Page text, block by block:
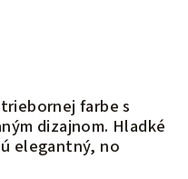
farbe s
dizajnom. Hladké
elegantný, no